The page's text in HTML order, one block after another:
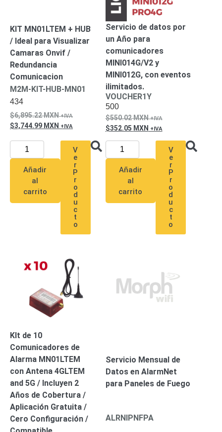
PinholePTZ Videograbadoras
Analógicas
- TurboHD
TVI / AHD
/ CVI
Drones,
Cámaras
Industriales
Energía
Adaptadores
Pared
BateríasFuentes
Fuentes
Plantas
de
PoE
de Largo
AlcanceUPS
- No Break
Sistemas
Completos
IP
MegapixelTurboHD
de 4
CanalesTurboHD
de 8
Canales
Monitores
KIT MN01LTEM + HUB
/ Ideal para Visualizar
Camaras Onvif /
Redundancia
Comunicacion
M2M-KIT-HUB-MN01
434
6,895.22MXN
3,744.99 MXN
Añadir
al
carrito
V
e
r
P
r
o
d
u
c
t
o
Servicio de datos por
un Año para
comunicadores
MINI014G/V2 y
MINI012G, con eventos
ilimitados.
VOUCHER1Y
500
550.02MXN
352.05 MXN
Añadir
al
carrito
V
e
r
P
r
o
d
u
c
t
o
KIt de 10
Comunicadores de
Alarma MN01LTEM
con Antena 4GLTEM
and 5G / Incluyen 2
Años de Cobertura /
Aplicación Gratuita /
Cero Configuración /
Servicio Mensual de
Datos en AlarmNet
para Paneles de Fuego
ALRNIPNFPA